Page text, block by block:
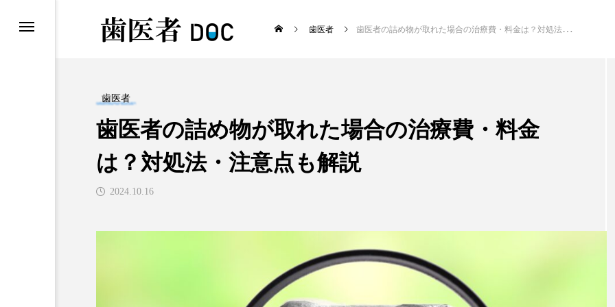
歯医者
歯医者 歯医者の詰め物が取れた場合の治療費・料金は？対処法・注意点も解説
歯医者
歯医者の詰め物が取れた場合の治療費・料金
は？対処法・注意点も解説
2024.10.16